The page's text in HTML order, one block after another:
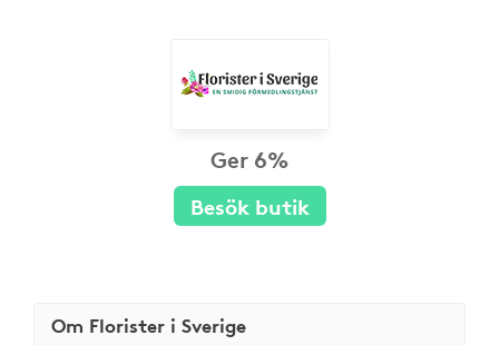
Ger 6%
Besök butik
Om Florister i Sverige